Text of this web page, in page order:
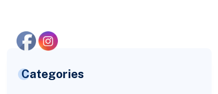
Categories